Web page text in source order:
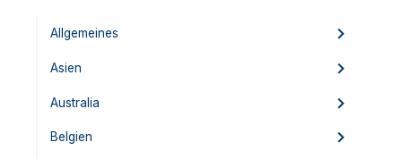
Allgemeines
Asien
Australia
Belgien